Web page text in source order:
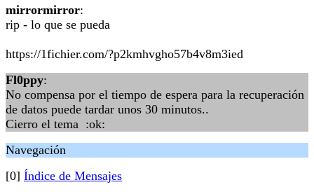
mirrormirror:
rip - lo que se pueda
https://1fichier.com/?p2kmhvgho57b4v8m3ied
Fl0ppy:
No compensa por el tiempo de espera para la recuperación
de datos puede tardar unos 30 minutos..
Cierro el tema :ok:
Navegación
[0] Índice de Mensajes